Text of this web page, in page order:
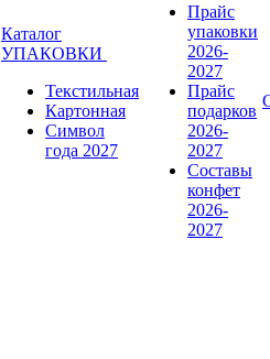
Каталог
УПАКОВКИ
Текстильная
Картонная
Символ
года 2027
Прайс
упаковки
2026-
2027
Прайс
подарков
2026-
2027
Составы
конфет
2026-
2027